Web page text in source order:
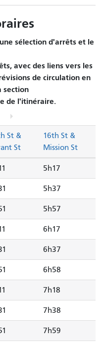
sélection d'arrêts et le
avec des liens vers les
de circulation en
section
de l'itinéraire.
St &
St
16th St &
Mission St
5h17
5h37
5h57
6h17
6h37
6h58
7h18
7h38
7h59